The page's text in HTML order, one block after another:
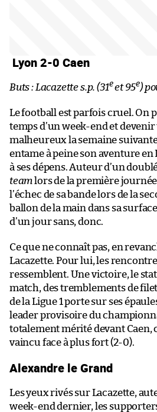
Lyon 2-0 Caen
Buts : Lacazette s.p. (31eet 95e)
Le football est parfois cruel. On
temps d’un week-end et
malheureux la semaine
entame à peine son aventure en
à ses dépens. Auteur d’un
team lors de la première
l’échec de sa bande lors de la
ballon de la main dans sa
d’un jour sans, donc.
Ce que ne connaît pas, en
Lacazette. Pour lui, les
ressemblent. Une victoire, le
match, des tremblements de
de la Ligue 1 porte sur ses
leader provisoire du
totalement mérité devant Caen,
vaincu face à plus fort (2-0).
Alexandre le Grand
Les yeux rivés sur Lacazette,
week-end dernier, les